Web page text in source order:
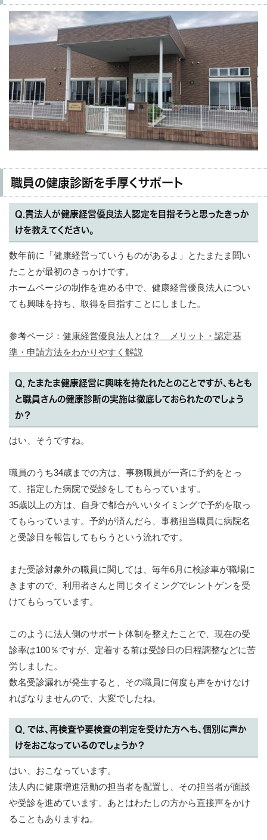
職員の健康診断を手厚くサポート
Q.貴法人が健康経営優良法人認定を目指そうと思ったきっか
けを教えてください。
数年前に「健康経営っていうものがあるよ」とたまたま聞い
たことが最初のきっかけです。
ホームページの制作を進める中で、健康経営優良法人につい
ても興味を持ち、取得を目指すことにしました。
参考ページ： 健康経営優良法人とは？ メリット・認定基
準・申請方法をわかりやすく解説
Q．たまたま健康経営に興味を持たれたとのことですが、もとも
と職員さんの健康診断の実施は徹底しておられたのでしょう
か？
はい、そうですね。
職員のうち34歳までの方は、事務職員が一斉に予約をとっ
て、指定した病院で受診をしてもらっています。
35歳以上の方は、自身で都合がいいタイミングで予約を取っ
てもらっています。予約が済んだら、事務担当職員に病院名
と受診日を報告してもらうという流れです。
また受診対象外の職員に関しては、毎年6月に検診車が職場に
きますので、利用者さんと同じタイミングでレントゲンを受
けてもらっています。
このように法人側のサポート体制を整えたことで、現在の受
診率は100％ですが、定着する前は受診日の日程調整などに苦
労しました。
数名受診漏れが発生すると、その職員に何度も声をかけなけ
ればなりませんので、大変でしたね。
Q．では、再検査や要検査の判定を受けた方へも、個別に声か
けをおこなっているのでしょうか？
はい、おこなっています。
法人内に健康増進活動の担当者を配置し、その担当者が面談
や受診を進めています。あとはわたしの方から直接声をかけ
ることもありますね。